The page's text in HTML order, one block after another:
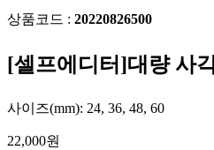
상품코드 : 20220826500
[셀프에디터]대량 사
사이즈(mm): 24, 36, 48, 60
22,000원